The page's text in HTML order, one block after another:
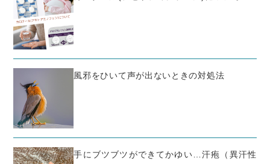
風邪をひいて声が出ないときの対処法
手にブツブツができてかゆい…汗疱（異汗性